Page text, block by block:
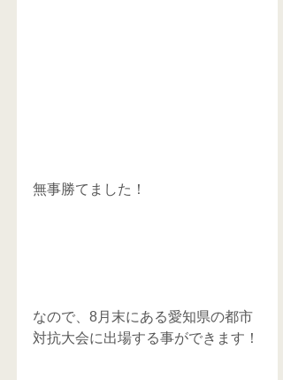
無事勝てました！
なので、8月末にある愛知県の都市
対抗大会に出場する事ができます！